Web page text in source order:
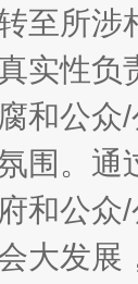
至所涉
实性负
和公
围。通
和公
大发